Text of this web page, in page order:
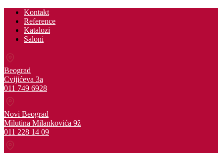
Kontakt
Reference
Katalozi
Saloni
Beograd
Cvijićeva 3a
011 749 6928
Novi Beograd
Milutina Milankovića 9ž
011 228 14 09